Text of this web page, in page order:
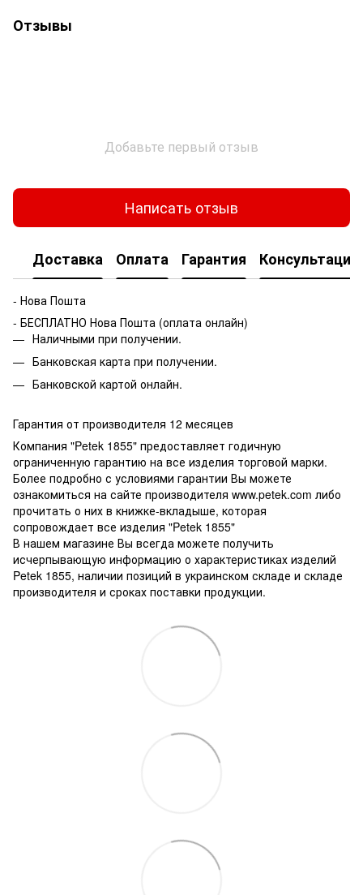
Отзывы
Добавьте первый отзыв
Написать отзыв
Доставка Оплата Гарантия Консультация
- Нова Пошта
- БЕСПЛАТНО Нова Пошта (оплата онлайн)
Наличными при получении.
Банковская карта при получении.
Банковской картой онлайн.
Гарантия от производителя 12 месяцев
Компания "Petek 1855" предоставляет годичную
ограниченную гарантию на все изделия торговой марки.
Более подробно с условиями гарантии Вы можете
ознакомиться на сайте производителя www.petek.com либо
прочитать о них в книжке-вкладыше, которая
сопровождает все изделия "Petek 1855"
В нашем магазине Вы всегда можете получить
исчерпывающую информацию о характеристиках изделий
Petek 1855, наличии позиций в украинском складе и складе
производителя и сроках поставки продукции.